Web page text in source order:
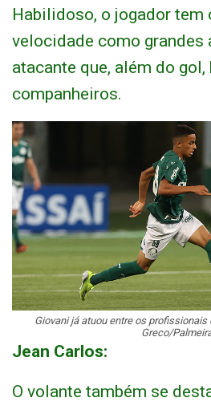
Habilidoso, o jogador tem
velocidade como grandes
atacante que, além do
companheiros.
Giovani já atuou entre os profissionais
Greco/
Jean Carlos:
O volante também se